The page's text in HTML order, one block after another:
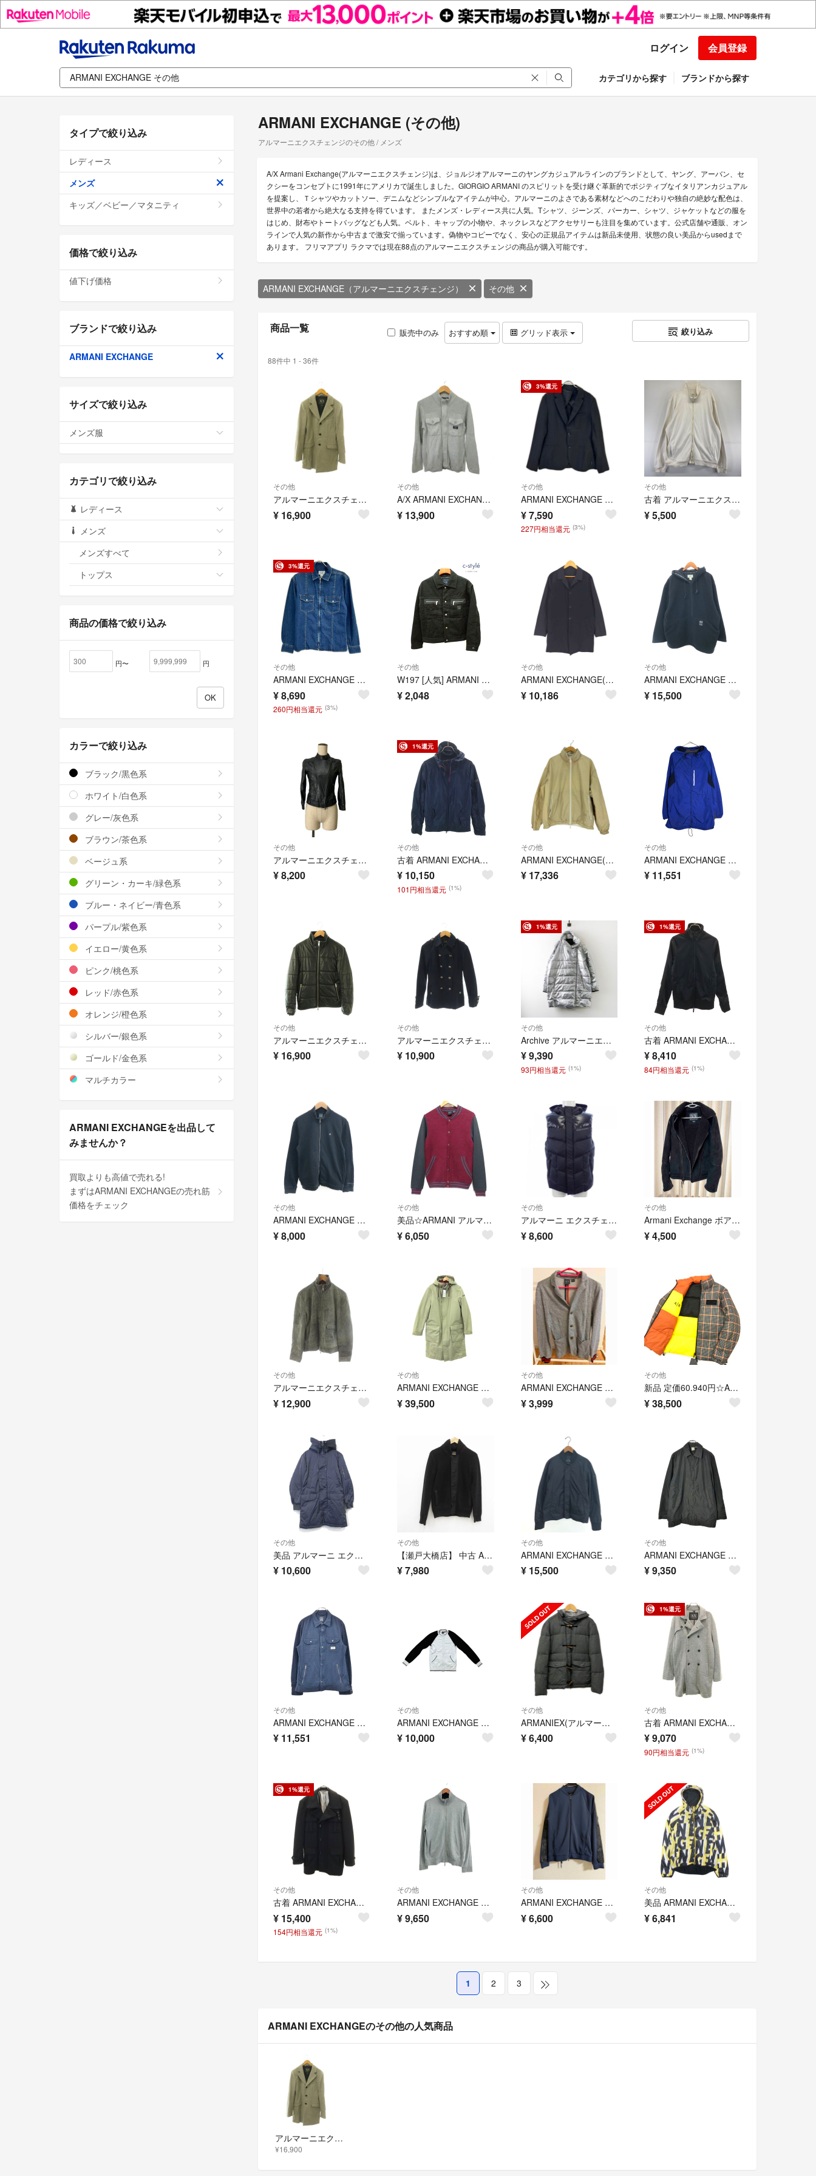
ログイン 会員登録
カテゴリから探す ブランドから探す
ARMANI EXCHANGE (その他)
アルマーニエクスチェンジのその他 / メンズ
A/X Armani Exchange(アルマーニエクスチェンジ)は、ジョルジオアルマーニのヤングカジュアルラインのブランドとして、ヤング、アーバン、セ
クシーをコンセプトに1991年にアメリカで誕生しました。GIORGIO ARMANI のスピリットを受け継ぐ革新的でポジティブなイタリアンカジュアル
を提案し、Ｔシャツやカットソー、デニムなどシンプルなアイテムが中心。アルマーニのよさである素材などへのこだわりや独自の絶妙な配色は、
世界中の若者から絶大なる支持を得ています。 またメンズ・レディース共に人気。Tシャツ、ジーンズ、パーカー、シャツ、ジャケットなどの服を
はじめ、財布やトートバッグなども人気。ベルト、キャップの小物や、ネックレスなどアクセサリーも注目を集めています。公式店舗や通販、オン
ラインで人気の新作から中古まで激安で揃っています。偽物やコピーでなく、安心の正規品アイテムは新品未使用、状態の良い美品からusedまで
あります。 フリマアプリ ラクマでは現在88点のアルマーニエクスチェンジの商品が購入可能です。
ARMANI EXCHANGE（アルマーニエクスチェンジ） その他
商品一覧 販売中のみ おすすめ順 グリッド表示 絞り込み
88件中 1 - 36件
その他
アルマーニエクスチェンジ チェスターコート アウター 総裏地 S グレー /CX
¥ 16,900
その他
A/X ARMANI EXCHANGE ドライバーズニット
¥ 13,900
3%還元
その他
ARMANI EXCHANGE アルマーニエクスチェンジ 8NZG43 ブラック テーラードジャケット 40
¥7,590
227円相当還元 (3%)
その他
古着 アルマーニエクスチェンジ ARMANI EXCHANGE ジャケット スウェット ロゴ プリント フルジップ ワンポイント 2XL ホワイト系 メンズ
¥5,500
3%還元
その他
ARMANI EXCHANGE アルマーニエクスチェンジ インディゴ デニムジップアップジャケット S
¥8,690
260円相当還元 (3%)
その他
W197 [人気] ARMANI EXCHANGE アルマーニエクスチェンジ ジャケット XS ブラック | ★
¥2,048
その他
ARMANI EXCHANGE(アルマーニエクスチェンジ) メンズ アウター
¥ 10,186
その他
ARMANI EXCHANGE アルマーニエクスチェンジ ハーフジップフリースジャケット サイズ:XL アーカイブ/アメリカ製 ブラック メンズ / 241005007697
¥ 15,500
その他
アルマーニエクスチェンジ シープレザー ジャケット ライダース XS ブラック
¥8,200
1%還元
その他
古着 ARMANI EXCHANGE アルマーニエクスチェンジ ウインドブレーカー S ネイビー ジャケット メンズ
¥ 10,150
101円相当還元 (1%)
その他
ARMANI EXCHANGE(アルマーニエクスチェンジ) メンズ アウター
¥ 17,336
その他
ARMANI EXCHANGE アルマーニ エクスチェンジ デタッチャブル ナイロンジャケット ブルー(メンズ L)中古 古着 X9864
¥ 11,551
その他
アルマーニエクスチェンジ 中綿ジャケット アウター レザーライク ジップアップ
¥ 16,900
その他
アルマーニエクスチェンジ ナポレオンピーコート S 紺 ネイビー /SS ■OS
¥ 10,900
1%還元
その他
Archive アルマーニエクスチェンジ ARMANI EXCHANGE メタリック シルバー パフコート M｜シルバー 光沢 アウター //【2400014832556】
¥9,390
93円相当還元 (1%)
1%還元
その他
古着 ARMANI EXCHANGE アルマーニエクスチェンジ トラックジャケット XS ブラック ジャージ メンズ
¥8,410
84円相当還元 (1%)
その他
ARMANI EXCHANGE アルマーニエクスチェンジ ジップアップスウェットジャケット サイズ:L ブラック メンズ / 240001175342
¥8,000
その他
美品☆ARMANI アルマーニ スタジャン風 切り替え ニットジャケット カーディガン メンズ
¥6,050
その他
アルマーニ エクスチェンジ ARMANI EXCHANGE ダウンベスト
¥8,600
その他
Armani Exchange ボア付きスエードジャケット
¥4,500
その他
アルマーニエクスチェンジ レザージャケット スエード ジップアップ S グレー
¥ 12,900
その他
ARMANI EXCHANGE アルマーニエクスチェンジ フーディコート サイズ:S 中綿ライナージャケット ボルドー/ベージュ メンズ / 240001188877
¥39,500
その他
ARMANI EXCHANGE アウター
¥3,999
その他
新品 定価60.940円☆ARMANI アルマーニ パファーブルゾン リバーシブル チェック柄 メンズ 中綿入り ジップジャケット
¥38,500
その他
美品 アルマーニ エクスチェンジ 中綿コート XS 30-26012310
¥ 10,600
その他
【瀬戸大橋店】 中古 ARMANI EXCHANGE | アルマーニエクスチェンジ ジャケット ニットJKT ブラック サイズ：S 【94】
¥7,980
その他
ARMANI EXCHANGE アルマーニエクスチェンジ 中綿ジャケット サイズ:L ダブルジップ/ナイロン 6XZB52 ZNQ3Z ブラック メンズ / 240001175288
¥ 15,500
その他
ARMANI EXCHANGE アルマーニ エクスチェンジ ハーフコート ブラック(メンズ S)中古 古着 X0968
¥9,350
その他
ARMANI EXCHANGE アルマーニ エクスチェンジ コットン/シルク ワークジャケット ネイビー(メンズ)中古 古着 V3478
¥ 11,551
その他
ARMANI EXCHANGE トラックジャケット
¥ 10,000
その他
ARMANIEX(アルマーニエクスチェンジ) ダウンコート サイズL メンズ グレー 長袖/冬
¥6,400
1%還元
その他
古着 ARMANI EXCHANGE アルマーニエクスチェンジ ダブル コート L グレー系 メンズ
¥9,070
90円相当還元 (1%)
1%還元
その他
古着 ARMANI EXCHANGE アルマーニエクスチェンジ ウールブレンド トレンチ ジャケット L ブラック メンズ
¥ 15,400
154円相当還元 (1%)
その他
ARMANI EXCHANGE アルマーニエクスチェンジ ジップアップニットジャケット サイズ:M コットンカシミヤ グレー メンズ / 240001169467
¥9,650
その他
ARMANI EXCHANGE ネイビー ジャケット
¥6,600
その他
美品 ARMANI EXCHANGE アルマーニエクスチェンジ 総柄 パーカー ジャケット ブルゾン アウター 裏フリース L 黄 黒 メンズ 古着 中古 USED
¥6,841
1 2 3
ARMANI EXCHANGEのその他の人気商品
アルマーニエクスチェンジ チェスターコート アウター 総裏地 S グレー /CX
¥16,900
タイプで絞り込み
レディース
メンズ
キッズ／ベビー／マタニティ
価格で絞り込み
値下げ価格
ブランドで絞り込み
ARMANI EXCHANGE
サイズで絞り込み
メンズ服
カテゴリで絞り込み
レディース
メンズ
メンズすべて
トップス
商品の価格で絞り込み
円〜 円
カラーで絞り込み
ブラック/黒色系
ホワイト/白色系
グレー/灰色系
ブラウン/茶色系
ベージュ系
グリーン・カーキ/緑色系
ブルー・ネイビー/青色系
パープル/紫色系
イエロー/黄色系
ピンク/桃色系
レッド/赤色系
オレンジ/橙色系
シルバー/銀色系
ゴールド/金色系
マルチカラー
ARMANI EXCHANGEを出品して
みませんか？
買取よりも高値で売れる!
まずはARMANI EXCHANGEの売れ筋
価格をチェック